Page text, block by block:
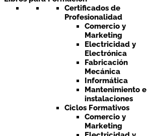
Certificados de
Profesionalidad
Comercio y
Marketing
Electricidad y
Electrónica
Fabricación
Mecánica
Informática
Mantenimiento e
instalaciones
Ciclos Formativos
Comercio y
Marketing